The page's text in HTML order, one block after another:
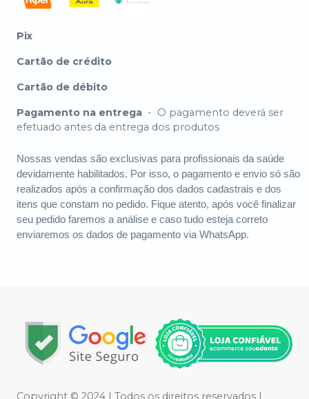
Pix
Cartão de crédito
Cartão de débito
Pagamento na entrega - O pagamento deverá ser
efetuado antes da entrega dos produtos
Nossas vendas são exclusivas para profissionais da saúde
devidamente habilitados. Por isso, o pagamento e envio só são
realizados após a confirmação dos dados cadastrais e dos
itens que constam no pedido. Fique atento, após você finalizar
seu pedido faremos a análise e caso tudo esteja correto
enviaremos os dados de pagamento via WhatsApp.
Copyright © 2024 | Todos os direitos reservados |